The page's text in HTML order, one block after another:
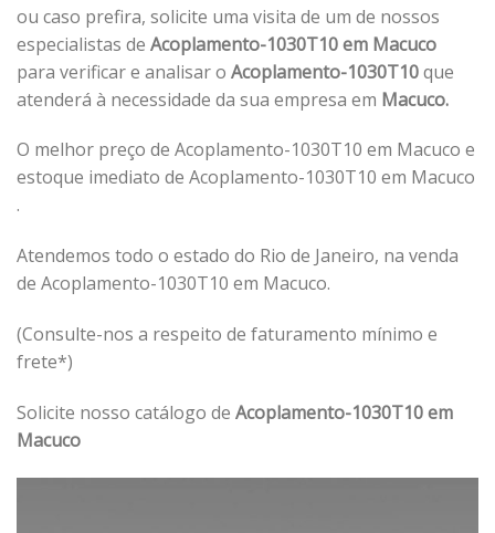
ou caso prefira, solicite uma visita de um de nossos
especialistas de Acoplamento-1030T10 em Macuco
para verificar e analisar o Acoplamento-1030T10que
atenderá à necessidade da sua empresa em Macuco.
O melhor preço de Acoplamento-1030T10 em Macuco e
estoque imediato de Acoplamento-1030T10 em Macuco
.
Atendemos todo o estado do Rio de Janeiro, na venda
de Acoplamento-1030T10 em Macuco.
(Consulte-nos a respeito de faturamento mínimo e
frete*)
Solicite nosso catálogo de Acoplamento-1030T10 em
Macuco